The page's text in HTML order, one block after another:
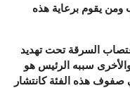
ومن يقوم برعاية هذه
السرقة تحت تهديد
سببه الرئيس هو
صفوف هذه الفئة كانتشار